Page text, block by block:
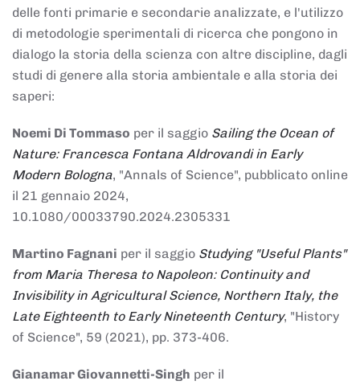
delle fonti primarie e secondarie analizzate, e l'utilizzo
di metodologie sperimentali di ricerca che pongono in
dialogo la storia della scienza con altre discipline, dagli
studi di genere alla storia ambientale e alla storia dei
saperi:
Noemi Di Tommaso per il saggio Sailing the Ocean of
Nature: Francesca Fontana Aldrovandi in Early
Modern Bologna, "Annals of Science", pubblicato online
il 21 gennaio 2024,
10.1080/00033790.2024.2305331
Martino Fagnani per il saggio Studying "Useful Plants"
from Maria Theresa to Napoleon: Continuity and
Invisibility in Agricultural Science, Northern Italy, the
Late Eighteenth to Early Nineteenth Century, "History
of Science", 59 (2021), pp. 373-406.
Gianamar Giovannetti-Singh per il